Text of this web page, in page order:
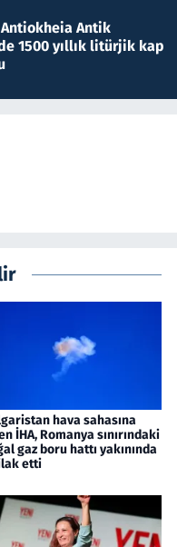
Antik
1500 yıllık litürjik kap
hava sahasına
İHA, Romanya sınırındaki
gaz boru hattı yakınında
etti